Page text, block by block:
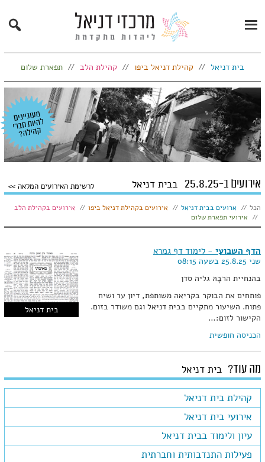
Primary
Menu
Search
בית דניאל קהילת דניאל ביפו קהילת הלב תפארת שלום
אירועים ב-25.8.25 בבית דניאל לרשימת האירועים המלאה
הצג:
הכל ארועים בבית דניאל אירועים בקהילת דניאל ביפו
אירועים בקהילת הלב
אירועי תפארת שלום
בית דניאל
הדף השבועי - לימוד דף גמרא
שני 25.8.25 בשעה 08:15
בהנחיית הרבָהּ גליה סדן
פותחים את הבוקר בקריאה משותפת, דיון ער ושיח
פתוח. השיעור מתקיים בבית דניאל וגם משודר בזום.
הקישור לזום:…
הכניסה חופשית
מה עוד? בית דניאל
קהילת בית דניאל
אירועי בית דניאל
עיון ולימוד בבית דניאל
פעילות התנדבותית וחברתית